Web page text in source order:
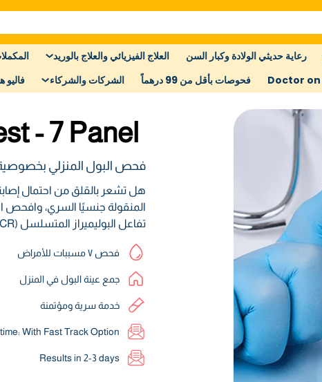
رعاية حديثي الولادة وكبار السن العلاج الفيزيائي والعلاج بالوريد
Doctor on فحوصات بأقل من 99 درهماً الشركات والشركاء
- 7 Panel
فحص البول المنزلي
هل تشعر بالقلق من احتمال
المنقولة جنسيًا السري، وافحص
تفاعل البوليميراز المتسلسل (PCR) المعتمدة من إدارة الغذاء والدواء الأمريكية.
فحص ٧ مسببات للأمراض
جمع عينة البول في المنزل
خدمة سرية ومؤتمنة
With Fast Track Option
Results in 2-3 days